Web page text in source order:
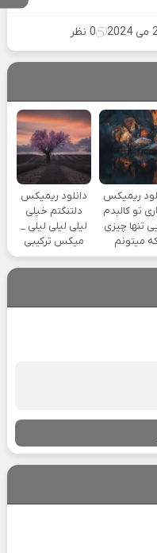
0 نظر
ریمیکس
تو کالبدم
تنها چیزی
میتونم
دانلود ریمیکس
دلتنگتم خیلی
لیلی لیلی لیلی _
میکس ترکیبی